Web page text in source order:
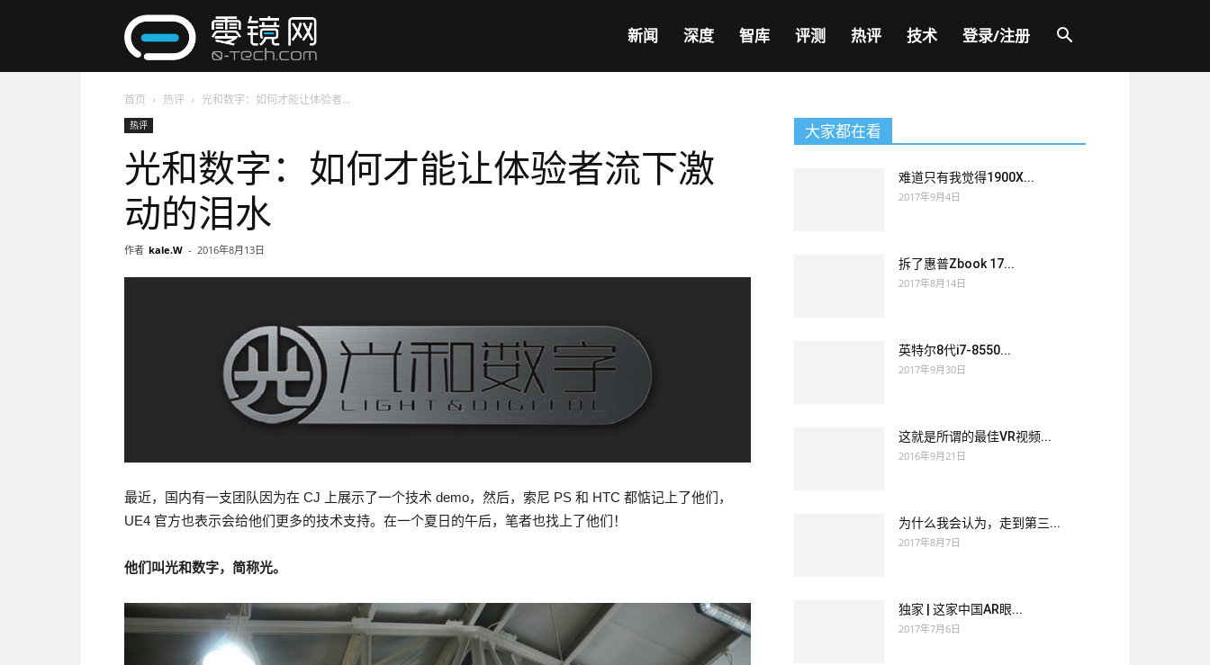
镜
网
新闻 深度 智库 评测 热评 技术 登录/注册
首页 热评 光和数字：如何才能让体验者...
热评
光和数字：如何才能让体验者流下激
动的泪水
作者 kale.W - 2016年8月13日
最近，国内有一支团队因为在 CJ 上展示了一个技术 demo，然后，索尼 PS 和 HTC 都惦记上了他们，
UE4 官方也表示会给他们更多的技术支持。在一个夏日的午后，笔者也找上了他们！
他们叫光和数字，简称光。
大家都在看
难道只有我觉得1900X...
2017年9月4日
拆了惠普Zbook 17...
2017年8月14日
英特尔8代i7-8550...
2017年9月30日
这就是所谓的最佳VR视频...
2016年9月21日
为什么我会认为，走到第三...
2017年8月7日
独家 | 这家中国AR眼...
2017年7月6日